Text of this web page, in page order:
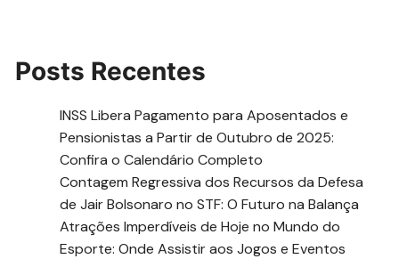
Posts Recentes
INSS Libera Pagamento para Aposentados e
Pensionistas a Partir de Outubro de 2025:
Confira o Calendário Completo
Contagem Regressiva dos Recursos da Defesa
de Jair Bolsonaro no STF: O Futuro na Balança
Atrações Imperdíveis de Hoje no Mundo do
Esporte: Onde Assistir aos Jogos e Eventos